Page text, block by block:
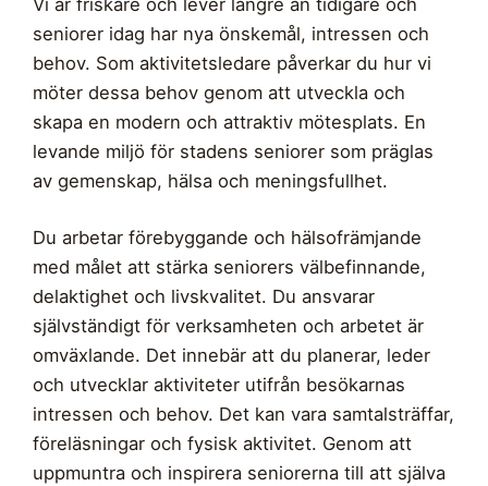
Vi är friskare och lever längre än tidigare och
seniorer idag har nya önskemål, intressen och
behov. Som aktivitetsledare påverkar du hur vi
möter dessa behov genom att utveckla och
skapa en modern och attraktiv mötesplats. En
levande miljö för stadens seniorer som präglas
av gemenskap, hälsa och meningsfullhet.
Du arbetar förebyggande och hälsofrämjande
med målet att stärka seniorers välbefinnande,
delaktighet och livskvalitet. Du ansvarar
självständigt för verksamheten och arbetet är
omväxlande. Det innebär att du planerar, leder
och utvecklar aktiviteter utifrån besökarnas
intressen och behov. Det kan vara samtalsträffar,
föreläsningar och fysisk aktivitet. Genom att
uppmuntra och inspirera seniorerna till att själva